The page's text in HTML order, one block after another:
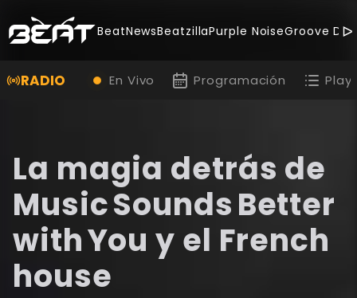
BeatNewsBeatzillaPurple NoiseGroove
RADIO En Vivo Programación
La magia detrás de
Music Sounds Better
with You y el French
house